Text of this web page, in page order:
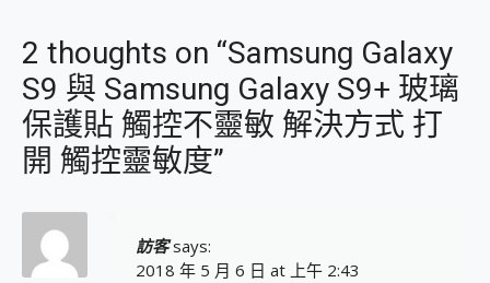
2 thoughts on “Samsung Galaxy
S9 與 Samsung Galaxy S9+ 玻璃
保護貼 觸控不靈敏 解決方式 打
開 觸控靈敏度”
訪客 says:
2018 年 5 月 6 日 at 上午 2:43